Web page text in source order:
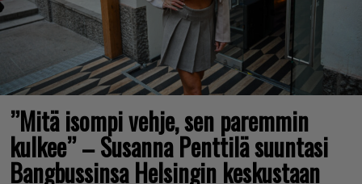
”Mitä isompi vehje, sen paremmin
kulkee” – Susanna Penttilä suuntasi
Bangbussinsa Helsingin keskustaan